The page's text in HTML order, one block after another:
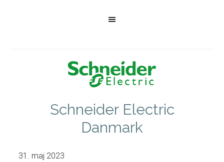
Schneider Electric
Danmark
31. maj 2023